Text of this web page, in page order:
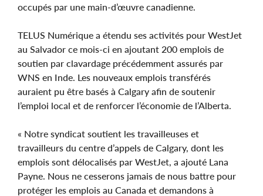
occupés par une main-d’œuvre canadienne.
TELUS Numérique a étendu ses activités pour WestJet
au Salvador ce mois-ci en ajoutant 200 emplois de
soutien par clavardage précédemment assurés par
WNS en Inde. Les nouveaux emplois transférés
auraient pu être basés à Calgary afin de soutenir
l’emploi local et de renforcer l’économie de l’Alberta.
« Notre syndicat soutient les travailleuses et
travailleurs du centre d’appels de Calgary, dont les
emplois sont délocalisés par WestJet, a ajouté Lana
Payne. Nous ne cesserons jamais de nous battre pour
protéger les emplois au Canada et demandons à